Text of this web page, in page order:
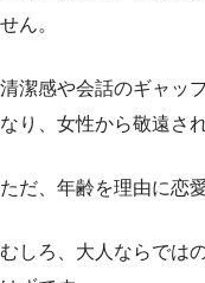
せん。
清潔感や会話のギャッ
なり、女性から敬遠さ
ただ、年齢を理由に恋
むしろ、大人ならでは